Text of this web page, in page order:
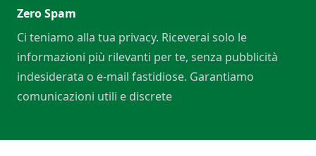
Zero Spam
Ci teniamo alla tua privacy. Riceverai solo le
informazioni più rilevanti per te, senza pubblicità
indesiderata o e-mail fastidiose. Garantiamo
comunicazioni utili e discrete